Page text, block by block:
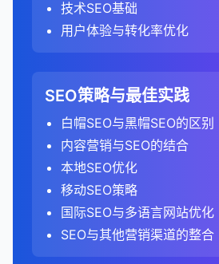
总结来说，丰富片段是增强强搜
可以可以提高点击率、提供更多
以为用户提供更好的搜索体验，
SEO优势。虽然丰富片段不直接
以显著提高搜索结果的吸引力和实
竞争分析：分析serps可以帮助
如何优化serps表现：
优化有机搜索排名，争取前10
实施结构化数据，获取丰富片
优化内容以获取特色摘要。
优化标题标签和元描述，提高
管理本地搜索存在，优化本地
优化图片和视频，提高在多媒
监控重定向状态，确保它们正
在搜索控制台中提交地址地址
302重定向 ：临时重定向，告
暂时移动，不应将链接权益转
307重定向：与302类似，但
求方法不变。
308重定向：与301类似，但
方法不变。
元刷新：通过HTML元标签签
头指定规范URL：
通过搜索控制台：
规范URL的最佳实践：
始终使用绝对URL，而不是相
确保规范URL指向有效的、可
避免将规范URL指向404页面
不要设置相互冲突的规范标签
A）。
跟踪模型：
Universal Analytics：基于
都视为事件。
定义方式：
Universal Analytics：关注
的比例。
GA4：关注参与会话与总会
更多的参与指标。
时间因素
Universal Analytics：不考
评估他们的移动端体验。
评估他们的品牌提及和声誉。
分析他们的内容在社交媒体上
8. 综合分析和策略制定
综合所有分析结果，识别竞争
找出你可以利用的机会和需要
制定差异化的SEO策略，以超
设定明确的目标和关键绩效指
检查网站在移动设备上的可
修复移动兼容性问题，提高
识别需要优化的页面，以提
安全问题报告：
监控网站是否存在安全问题。
及时修复任何安全威胁，避
全。
手动操作报告：
检查网站是否受到Google的
较长的停留时间通常表明内
胜。
页面浏览量和会话深度：
分析有机搜索访客的平均页
度。
这些指标反映了用户对网站
度。
3. 分析转化
转化路径分析 ：
区）。
比较有机搜索与其他渠道的表
B. 排名分析
监控目标关键词的排名变化。
分析排名变化的原因（如算法
接建设）。
识别排名下降的页面，并找出
分析竞争对手的排名策略。
C. 内容分析
分析表现最佳的内容类型和主
识别内容差距，即用户需求但
可视化使SEO数据和洞察更容
和决策者。
5. 支持数据驱动决策
数据可视化使基于数据的决策
通过直观地展示数据和趋势，
观因素。
这有助于制定更有效的SEO策
6. 监控进度和效果
这些关键词可以用于创建
容。
3. 分析关键词指标
搜索量：
了解每月搜索特定关键词的
高搜索量通常意味着更多的
着更高的竞争。
竞争度
评估在有机搜索中排名特定
大多数工具使用1-100的分
设置用户代理：
选择要模拟的搜索引擎爬虫
或使用默认用户代理进行全
配置高级设置：
启用JavaScript渲染，以审
的内容。
配置认证，以审计需要登录
设置自定义HTTP头。
3. 运行技术审计
引用域与外链比例
nofollow与dofollow比例
B. 链接质量分析
域名权威性：使用工具的域名
Ahrefs DR、Moz DA）评估链
页面权威性：评估具体链接页
链接相关性：分析链接来源网
相关性。
链接位置：分析链接在页面上
侧边栏、页脚）。
C. 锚文本分析
Keyword Explorer。
竞争分析工具：SEMrush、
A. 流量和排名分析
识别带来最多有机搜索流量的
分析这些页面的排名关键词和
识别排名下降的页面，并找出
B. 用户参与度分析
分析页面的跳出率、停留时间
识别高跳出率页面，并分析原
功能。
输入你的域名，工具会自动
搜索核心业务关键词，识别
分析行业报告和目录，识别
2. 分析竞争对手的关键词策略
关键词排名分析
识别竞争对手排名的关键词。
分析这些关键词的搜索量、
技术SEO基础
用户体验与转化率优化
SEO策略与最佳实践
白帽SEO与黑帽SEO的区别
内容营销与SEO的结合
本地SEO优化
移动SEO策略
国际SEO与多语言网站优化
SEO与其他营销渠道的整合